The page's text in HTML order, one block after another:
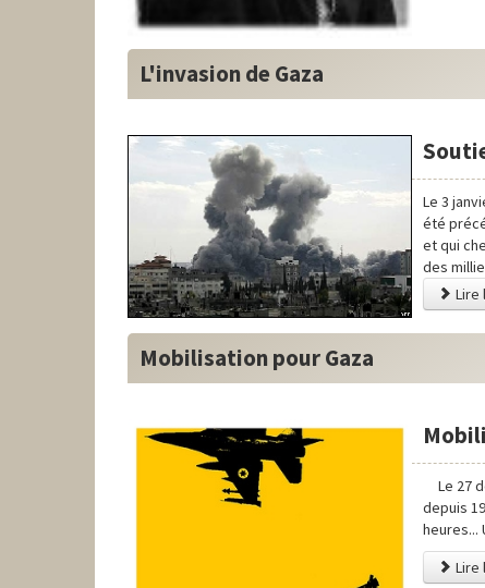
L'invasion de Gaza
Le 3
été
et qui
des
Lire
Mobilisation pour Gaza
Le 27
depuis
heures...
Lire